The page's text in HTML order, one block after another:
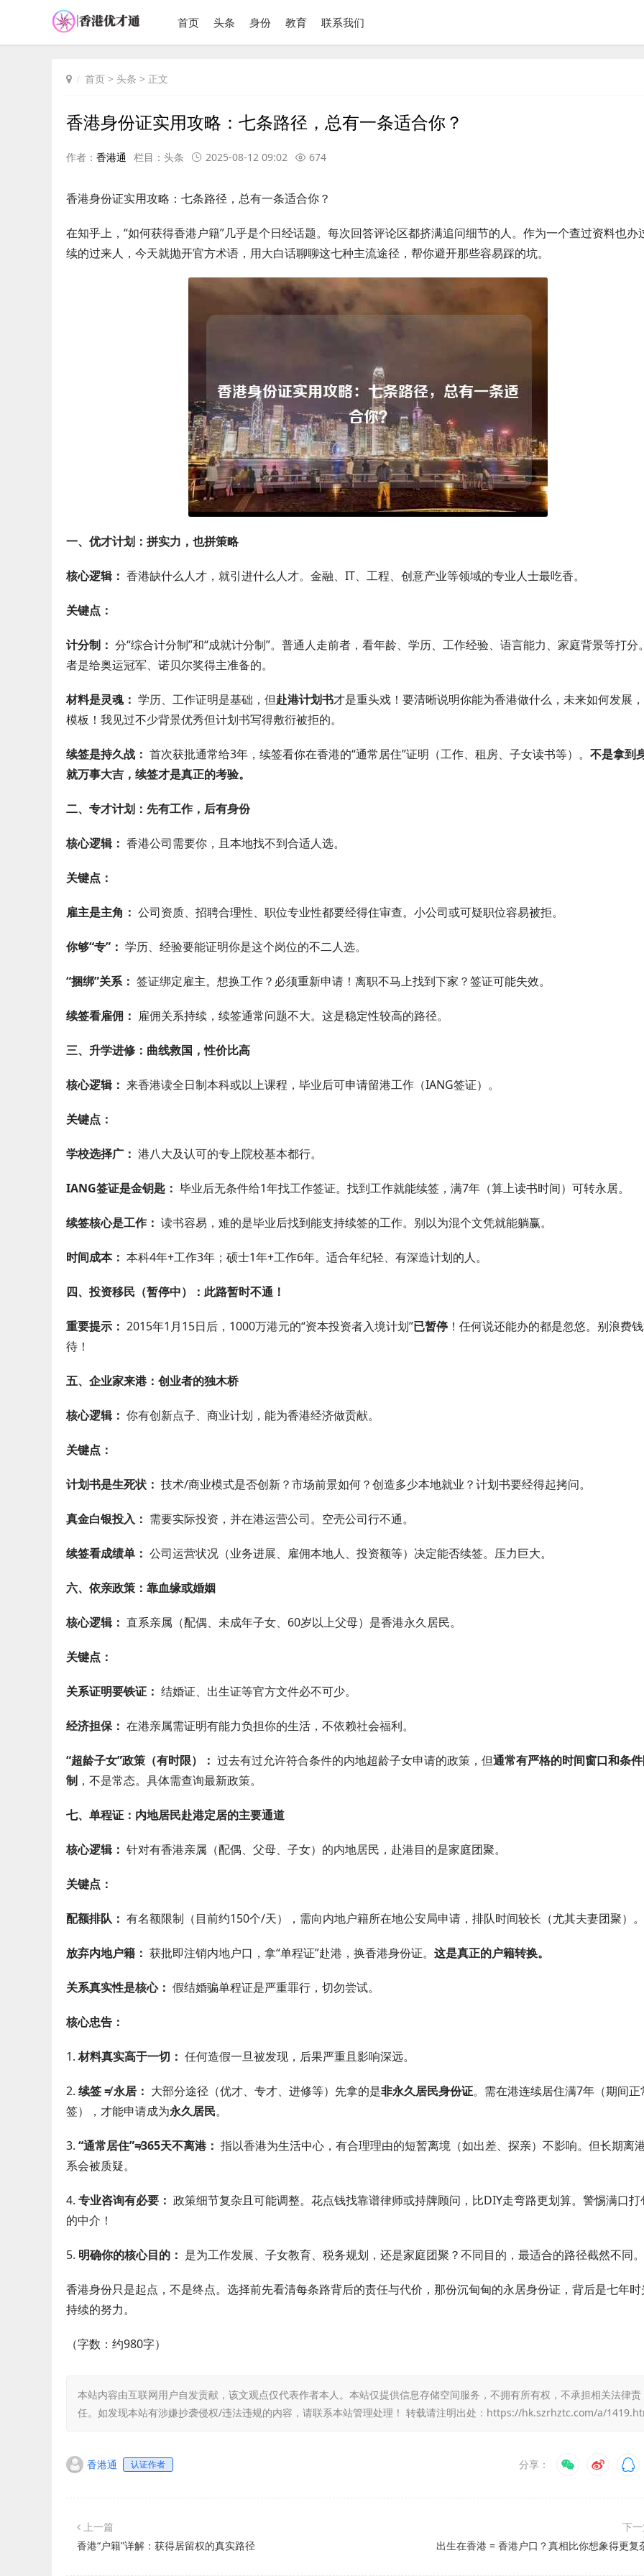
首页 头条 身份 教育 联系我们
首页 > 头条 > 正文
香港身份证实用攻略：七条路径，总有一条适合你？
作者： 香港通 栏目： 头条 2025-08-12 09:02 674
香港身份证实用攻略：七条路径，总有一条适合你？
在知乎上，“如何获得香港户籍”几乎是个日经话题。每次回答评论区都挤满追问细节的人。作为一个查过资料也办
续的过来人，今天就抛开官方术语，用大白话聊聊这七种主流途径，帮你避开那些容易踩的坑。
一、优才计划：拼实力，也拼策略
核心逻辑： 香港缺什么人才，就引进什么人才。金融、IT、工程、创意产业等领域的专业人士最吃香。
关键点：
计分制： 分“综合计分制”和“成就计分制”。普通人走前者，看年龄、学历、工作经验、语言能力、家庭背景等打分
者是给奥运冠军、诺贝尔奖得主准备的。
材料是灵魂： 学历、工作证明是基础，但赴港计划书才是重头戏！要清晰说明你能为香港做什么，未来如何发展
模板！我见过不少背景优秀但计划书写得敷衍被拒的。
续签是持久战： 首次获批通常给3年，续签看你在香港的“通常居住”证明（工作、租房、子女读书等）。 不是拿到
就万事大吉，续签才是真正的考验。
二、专才计划：先有工作，后有身份
核心逻辑： 香港公司需要你，且本地找不到合适人选。
关键点：
雇主是主角： 公司资质、招聘合理性、职位专业性都要经得住审查。小公司或可疑职位容易被拒。
你够“专”： 学历、经验要能证明你是这个岗位的不二人选。
“捆绑”关系： 签证绑定雇主。想换工作？必须重新申请！离职不马上找到下家？签证可能失效。
续签看雇佣： 雇佣关系持续，续签通常问题不大。这是稳定性较高的路径。
三、升学进修：曲线救国，性价比高
核心逻辑： 来香港读全日制本科或以上课程，毕业后可申请留港工作（IANG签证）。
关键点：
学校选择广： 港八大及认可的专上院校基本都行。
IANG签证是金钥匙： 毕业后无条件给1年找工作签证。找到工作就能续签，满7年（算上读书时间）可转永居。
续签核心是工作： 读书容易，难的是毕业后找到能支持续签的工作。别以为混个文凭就能躺赢。
时间成本： 本科4年+工作3年；硕士1年+工作6年。适合年纪轻、有深造计划的人。
四、投资移民（暂停中）：此路暂时不通！
重要提示： 2015年1月15日后，1000万港元的“资本投资者入境计划”已暂停 ！任何说还能办的都是忽悠。别浪费
待！
五、企业家来港：创业者的独木桥
核心逻辑： 你有创新点子、商业计划，能为香港经济做贡献。
关键点：
计划书是生死状： 技术/商业模式是否创新？市场前景如何？创造多少本地就业？计划书要经得起拷问。
真金白银投入： 需要实际投资，并在港运营公司。空壳公司行不通。
续签看成绩单： 公司运营状况（业务进展、雇佣本地人、投资额等）决定能否续签。压力巨大。
六、依亲政策：靠血缘或婚姻
核心逻辑： 直系亲属（配偶、未成年子女、60岁以上父母）是香港永久居民。
关键点：
关系证明要铁证： 结婚证、出生证等官方文件必不可少。
经济担保： 在港亲属需证明有能力负担你的生活，不依赖社会福利。
“超龄子女”政策（有时限）： 过去有过允许符合条件的内地超龄子女申请的政策，但通常有严格的时间窗口和条
制 ，不是常态。具体需查询最新政策。
七、单程证：内地居民赴港定居的主要通道
核心逻辑： 针对有香港亲属（配偶、父母、子女）的内地居民，赴港目的是家庭团聚。
关键点：
配额排队： 有名额限制（目前约150个/天），需向内地户籍所在地公安局申请，排队时间较长（尤其夫妻团聚）。
放弃内地户籍： 获批即注销内地户口，拿“单程证”赴港，换香港身份证。 这是真正的户籍转换。
关系真实性是核心： 假结婚骗单程证是严重罪行，切勿尝试。
核心忠告：
1.材料真实高于一切： 任何造假一旦被发现，后果严重且影响深远。
2. 续签 ≠ 永居： 大部分途径（优才、专才、进修等）先拿的是非永久居民身份证。需在港连续居住满7年（期间正
签），才能申请成为永久居民。
3. “通常居住”≠365天不离港： 指以香港为生活中心，有合理理由的短暂离境（如出差、探亲）不影响。但长期离
系会被质疑。
4. 专业咨询有必要： 政策细节复杂且可能调整。花点钱找靠谱律师或持牌顾问，比DIY走弯路更划算。警惕满口打
的中介！
5. 明确你的核心目的： 是为工作发展、子女教育、税务规划，还是家庭团聚？不同目的，最适合的路径截然不同。
香港身份只是起点，不是终点。选择前先看清每条路背后的责任与代价，那份沉甸甸的永居身份证，背后是七年
持续的努力。
（字数：约980字）
本站内容由互联网用户自发贡献，该文观点仅代表作者本人。本站仅提供信息存储空间服务，不拥有所有权，不承担相关法律责
任。如发现本站有涉嫌抄袭侵权/违法违规的内容，请联系本站管理处理！ 转载请注明出处： https://hk.szrhztc.com/a/
香港通 认证作者 分享：
上一篇
香港“户籍”详解：获得居留权的真实路径
下
出生在香港 = 香港户口？真相比你想象得更复